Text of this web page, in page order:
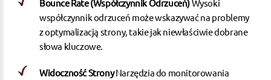
Bounce Rate (Współczynnik Odrzuceń)Wysoki
współczynnik odrzuceń może wskazywać na problemy
z optymalizacją strony, takie jak niewłaściwie dobrane
słowa kluczowe.
Widoczność StronyNarzędzia do monitorowania